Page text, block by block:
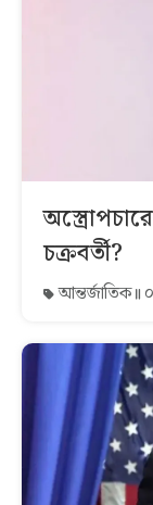
চক্রবর্তী?
আন্তর্জাতিক